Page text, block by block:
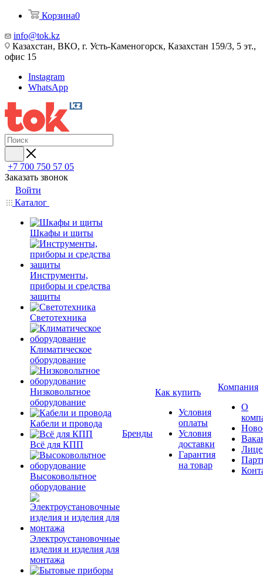
Корзина0
info@tok.kz
Казахстан, ВКО, г. Усть-Каменогорск, Казахстан 159/3, 5 эт.,
офис 15
Instagram
WhatsApp
+7 700 750 57 05
Заказать звонок
Войти
Каталог
Шкафы и щиты
Инструменты,
приборы и средства
защиты
Светотехника
Климатическое
оборудование
Низковольтное
оборудование
Кабели и провода
Всё для КПП
Высоковольтное
оборудование
Электроустановочные
изделия и изделия для
монтажа
Бренды
Как купить
Условия
оплаты
Условия
доставки
Гарантия
на товар
Компания
О